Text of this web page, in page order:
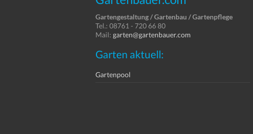
Gartengestaltung / Gartenbau / Gartenpflege
Tel.: 08761 - 720 66 80
Mail: garten@gartenbauer.com
Garten aktuell:
Gartenpool